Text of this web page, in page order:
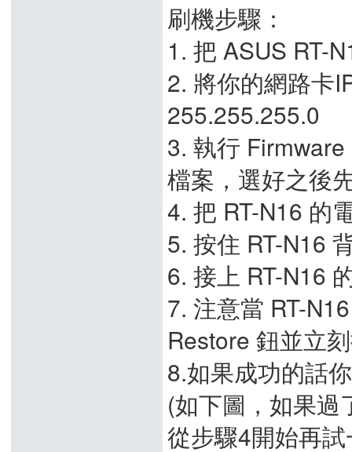
刷機步驟：
1. 把 ASUS RT-
2. 將你的網路卡
255.255.255.0
3. 執行
檔案，選好之後
4. 把 RT-N16 的
5. 按住 RT-N16
6. 接上 RT-N16
7. 注意當 RT-
Restore 鈕並立
8.如果成功的話
(如下圖，如果過
從步驟4開始再